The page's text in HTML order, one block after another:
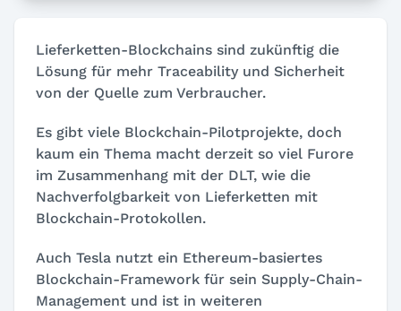
Lieferketten-Blockchains sind zukünftig die
Lösung für mehr Traceability und Sicherheit
von der Quelle zum Verbraucher.
Es gibt viele Blockchain-Pilotprojekte, doch
kaum ein Thema macht derzeit so viel Furore
im Zusammenhang mit der DLT, wie die
Nachverfolgbarkeit von Lieferketten mit
Blockchain-Protokollen.
Auch Tesla nutzt ein Ethereum-basiertes
Blockchain-Framework für sein Supply-Chain-
Management und ist in weiteren